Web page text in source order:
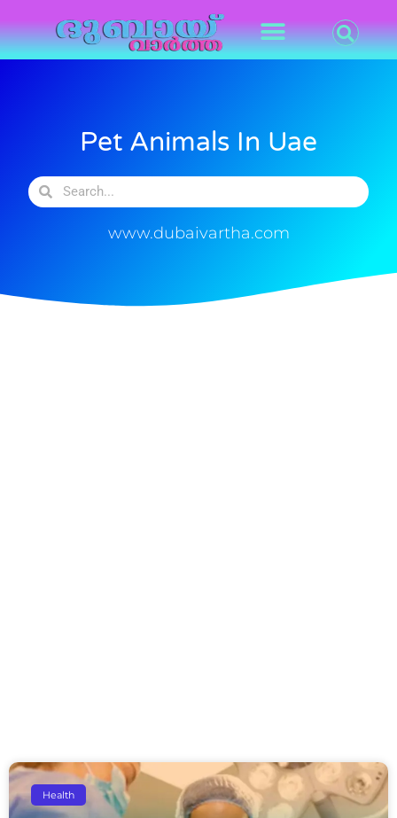
Pet Animals In Uae
www.dubaivartha.com
Health